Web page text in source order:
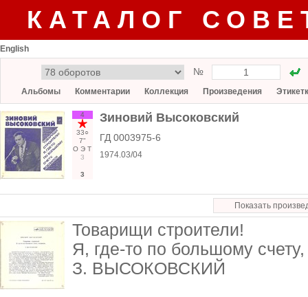
КАТАЛОГ
English
№
Альбомы Комментарии Коллекция Произведения
4
33○
7"
О Э Т
3
3
Зиновий Высоковский
ГД 0003975-6
1974.03/04
Показать
Товарищи строители!
Я, где-то по большому
З. ВЫСОКОВСКИЙ